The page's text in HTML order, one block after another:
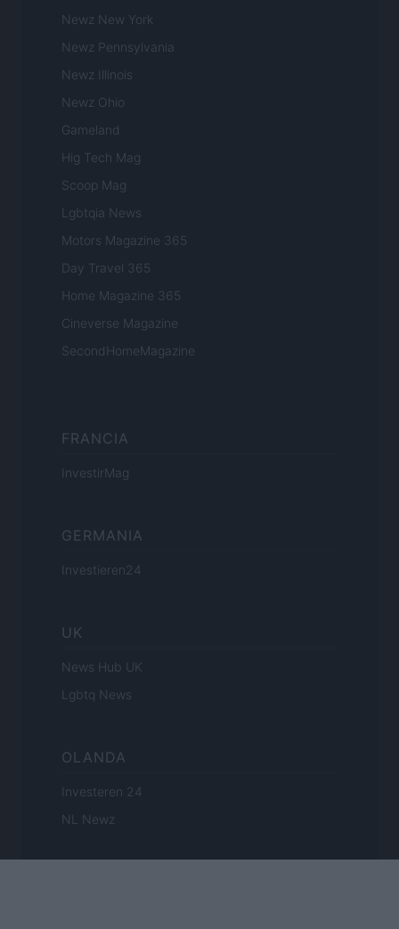
Newz New York
Newz Pennsylvania
Newz Illinois
Newz Ohio
Gameland
Hig Tech Mag
Scoop Mag
Lgbtqia News
Motors Magazine 365
Day Travel 365
Home Magazine 365
Cineverse Magazine
SecondHomeMagazine
FRANCIA
InvestirMag
GERMANIA
Investieren24
UK
News Hub UK
Lgbtq News
OLANDA
Investeren 24
NL Newz